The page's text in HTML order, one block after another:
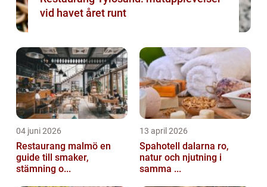
vid havet året runt
04 juni 2026
Restaurang malmö en
guide till smaker,
stämning o...
13 april 2026
Spahotell dalarna ro,
natur och njutning i
samma ...